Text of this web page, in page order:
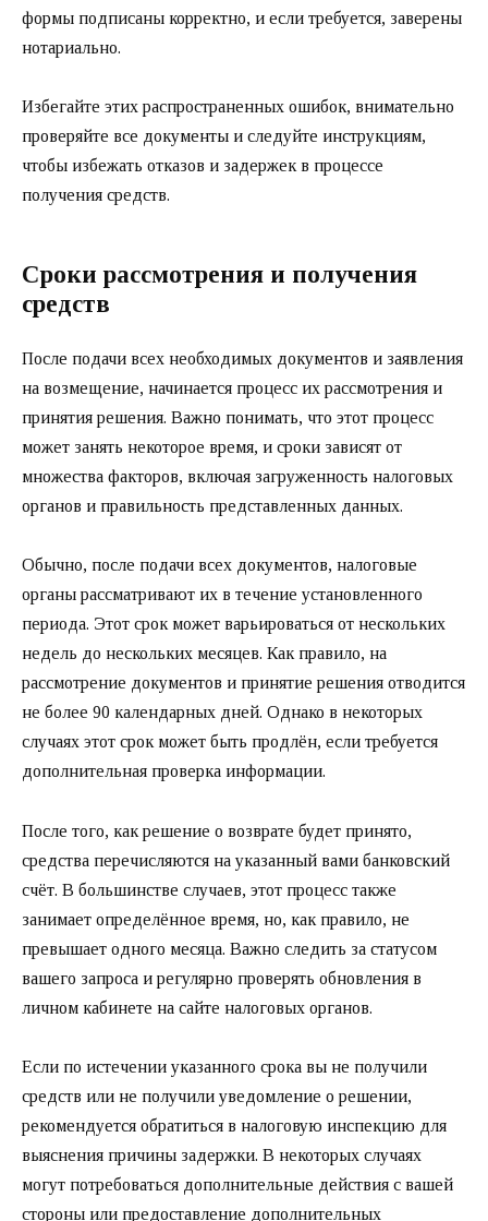
формы подписаны корректно, и если требуется, заверены
нотариально.
Избегайте этих распространенных ошибок, внимательно
проверяйте все документы и следуйте инструкциям,
чтобы избежать отказов и задержек в процессе
получения средств.
Сроки рассмотрения и получения
средств
После подачи всех необходимых документов и заявления
на возмещение, начинается процесс их рассмотрения и
принятия решения. Важно понимать, что этот процесс
может занять некоторое время, и сроки зависят от
множества факторов, включая загруженность налоговых
органов и правильность представленных данных.
Обычно, после подачи всех документов, налоговые
органы рассматривают их в течение установленного
периода. Этот срок может варьироваться от нескольких
недель до нескольких месяцев. Как правило, на
рассмотрение документов и принятие решения отводится
не более 90 календарных дней. Однако в некоторых
случаях этот срок может быть продлён, если требуется
дополнительная проверка информации.
После того, как решение о возврате будет принято,
средства перечисляются на указанный вами банковский
счёт. В большинстве случаев, этот процесс также
занимает определённое время, но, как правило, не
превышает одного месяца. Важно следить за статусом
вашего запроса и регулярно проверять обновления в
личном кабинете на сайте налоговых органов.
Если по истечении указанного срока вы не получили
средств или не получили уведомление о решении,
рекомендуется обратиться в налоговую инспекцию для
выяснения причины задержки. В некоторых случаях
могут потребоваться дополнительные действия с вашей
стороны или предоставление дополнительных